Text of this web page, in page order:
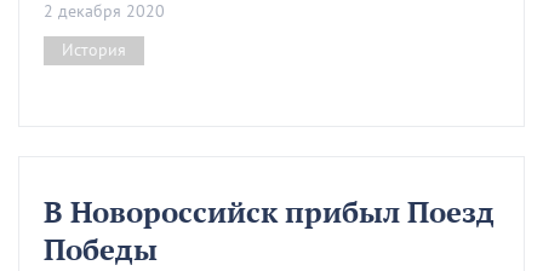
2 декабря 2020
История
В Новороссийск прибыл Поезд
Победы